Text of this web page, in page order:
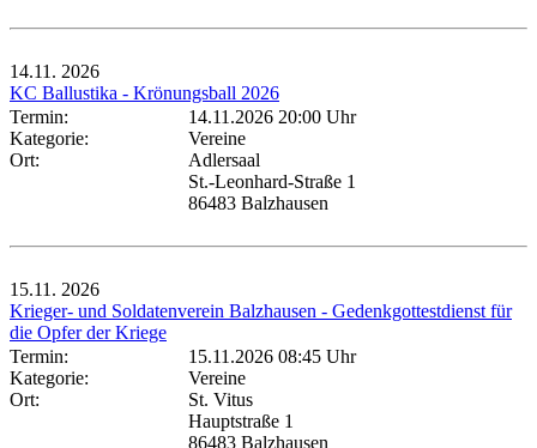
14.11. 2026
KC Ballustika - Krönungsball 2026
Termin:
14.11.2026 20:00 Uhr
Kategorie:
Vereine
Ort:
Adlersaal
St.-Leonhard-Straße 1
86483 Balzhausen
15.11. 2026
Krieger- und Soldatenverein Balzhausen - Gedenkgottestdienst für
die Opfer der Kriege
Termin:
15.11.2026 08:45 Uhr
Kategorie:
Vereine
Ort:
St. Vitus
Hauptstraße 1
86483 Balzhausen